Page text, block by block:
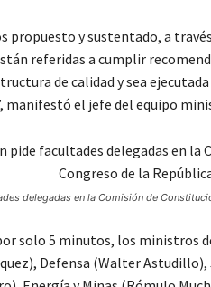
propuesto y sustentado, a
referidas a cumplir
de calidad y sea
manifestó el jefe del equipo
delegadas en la Comisión de
solo 5 minutos, los ministros
Defensa (Walter